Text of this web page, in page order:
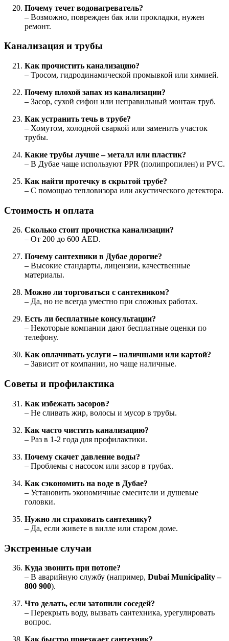
Почему течет водонагреватель?
– Возможно, поврежден бак или прокладки, нужен
ремонт.
Канализация и трубы
Как прочистить канализацию?
– Тросом, гидродинамической промывкой или химией.
Почему плохой запах из канализации?
– Засор, сухой сифон или неправильный монтаж труб.
Как устранить течь в трубе?
– Хомутом, холодной сваркой или заменить участок
трубы.
Какие трубы лучше – металл или пластик?
– В Дубае чаще используют PPR (полипропилен) и PVC.
Как найти протечку в скрытой трубе?
– С помощью тепловизора или акустического детектора.
Стоимость и оплата
Сколько стоит прочистка канализации?
– От 200 до 600 AED.
Почему сантехники в Дубае дорогие?
– Высокие стандарты, лицензии, качественные
материалы.
Можно ли торговаться с сантехником?
– Да, но не всегда уместно при сложных работах.
Есть ли бесплатные консультации?
– Некоторые компании дают бесплатные оценки по
телефону.
Как оплачивать услуги – наличными или картой?
– Зависит от компании, но чаще наличные.
Советы и профилактика
Как избежать засоров?
– Не сливать жир, волосы и мусор в трубы.
Как часто чистить канализацию?
– Раз в 1-2 года для профилактики.
Почему скачет давление воды?
– Проблемы с насосом или засор в трубах.
Как сэкономить на воде в Дубае?
– Установить экономичные смесители и душевые
головки.
Нужно ли страховать сантехнику?
– Да, если живете в вилле или старом доме.
Экстренные случаи
Куда звонить при потопе?
– В аварийную службу (например, Dubai Municipality –
800 900).
Что делать, если затопили соседей?
– Перекрыть воду, вызвать сантехника, урегулировать
вопрос.